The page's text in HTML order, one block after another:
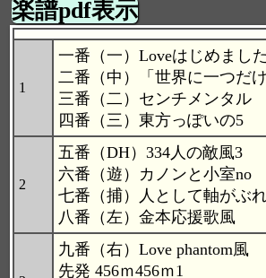
楽譜pdf表示
1
一番（一）Loveはじめまし
二番（中）「世界に一つだ
三番（二）センチメンタル
四番（三）東方っぽいの5
2
五番（DH）334人の敵風3
六番（遊）カノンと小室no
七番（捕）人として軸がぶ
八番（左）金本応援歌風
九番（右）Love phantom風
先発 456ｍ456ｍ1